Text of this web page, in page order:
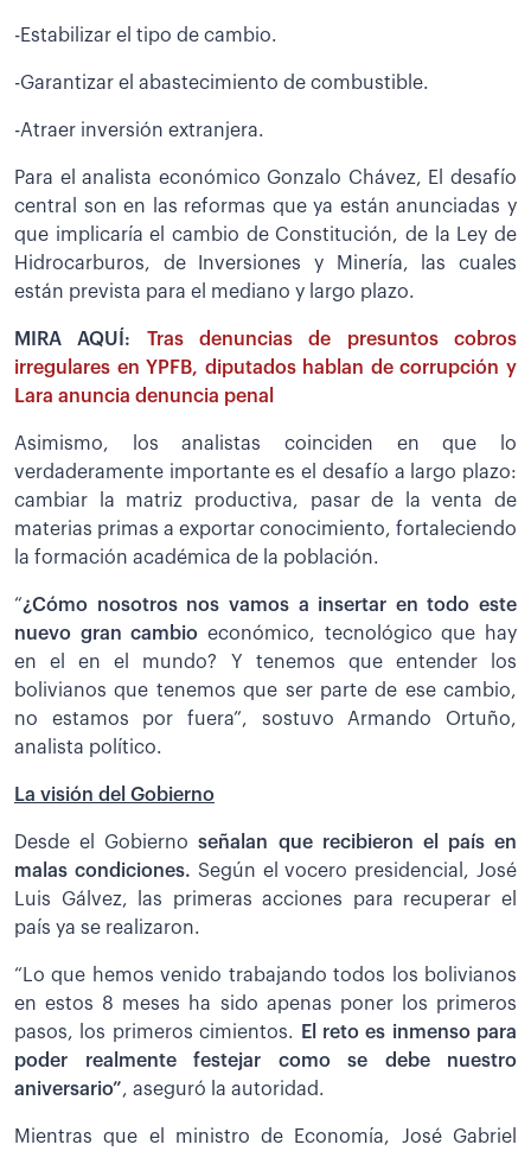
-Estabilizar el tipo de cambio.
-Garantizar el abastecimiento de combustible.
-Atraer inversión extranjera.
Para el analista económico Gonzalo Chávez, El desafío
central son en las reformas que ya están anunciadas y
que implicaría el cambio de Constitución, de la Ley de
Hidrocarburos, de Inversiones y Minería, las cuales
están prevista para el mediano y largo plazo.
MIRA AQUÍ: Tras denuncias de presuntos cobros
irregulares en YPFB, diputados hablan de corrupción y
Lara anuncia denuncia penal
Asimismo, los analistas coinciden en que lo
verdaderamente importante es el desafío a largo plazo:
cambiar la matriz productiva, pasar de la venta de
materias primas a exportar conocimiento, fortaleciendo
la formación académica de la población.
“¿Cómo nosotros nos vamos a insertar en todo este
nuevo gran cambio económico, tecnológico que hay
en el en el mundo? Y tenemos que entender los
bolivianos que tenemos que ser parte de ese cambio,
no estamos por fuera”, sostuvo Armando Ortuño,
analista político.
La visión del Gobierno
Desde el Gobiernoseñalan que recibieron el país en
malas condiciones. Según el vocero presidencial, José
Luis Gálvez, las primeras acciones para recuperar el
país ya se realizaron.
“Lo que hemos venido trabajando todos los bolivianos
en estos 8 meses ha sido apenas poner los primeros
pasos, los primeros cimientos.
El reto es inmenso para
poder realmente festejar como se debe nuestro
aniversario”, aseguró la autoridad.
Mientras que el ministro de Economía, José Gabriel